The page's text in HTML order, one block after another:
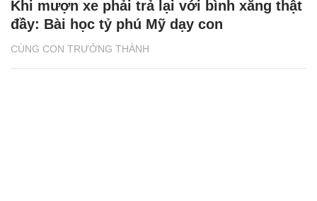
CÙNG CON TRƯỞNG THÀNH
Khi mượn xe phải trả lại với bình xăng thật
đầy: Bài học tỷ phú Mỹ dạy con